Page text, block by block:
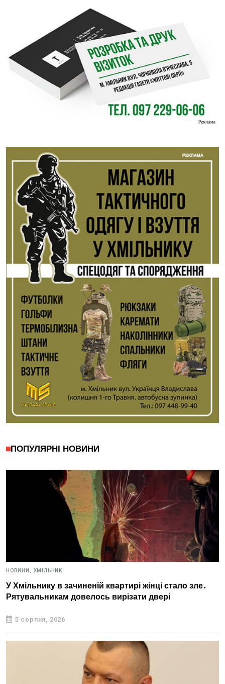
ПОПУЛЯРНІ НОВИНИ
НОВИНИ, ХМІЛЬНИК
У Хмільнику в зачиненій квартирі жінці стало зле.
Рятувальникам довелось вирізати двері
5 серпня, 2026